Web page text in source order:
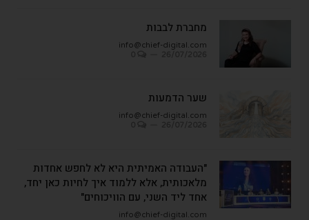
מחברת לבבות
info@chief-digital.com
שער הדמעות
info@chief-digital.com
"העבודה האמיתית היא לא לחפש אחדות
מלאכותית, אלא ללמוד איך לחיות כאן יחד,
אחד ליד השני, עם הוויכוחים"
info@chief-digital.com